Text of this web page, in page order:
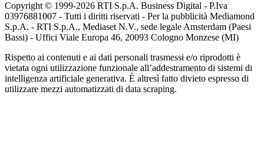
Copyright © 1999-2026 RTI S.p.A. Business Digital - P.Iva
03976881007 - Tutti i diritti riservati - Per la pubblicità Mediamond
S.p.A. - RTI S.p.A., Mediaset N.V., sede legale Amsterdam (Paesi
Bassi) - Uffici Viale Europa 46, 20093 Cologno Monzese (MI)
Rispetto ai contenuti e ai dati personali trasmessi e/o riprodotti è
vietata ogni utilizzazione funzionale all’addestramento di sistemi di
intelligenza artificiale generativa. È altresì fatto divieto espresso di
utilizzare mezzi automatizzati di data scraping.